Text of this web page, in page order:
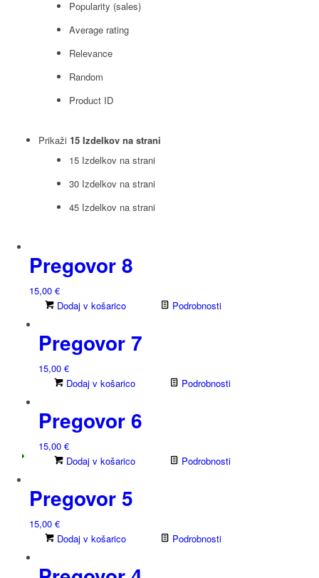
Popularity (sales)
Average rating
Relevance
Random
Product ID
Prikaži 15 Izdelkov na strani
15 Izdelkov na strani
30 Izdelkov na strani
45 Izdelkov na strani
Pregovor 8
15,00 €
Dodaj v košarico
Podrobnosti
Pregovor 7
15,00 €
Dodaj v košarico
Podrobnosti
Pregovor 6
15,00 €
Dodaj v košarico
Podrobnosti
Pregovor 5
15,00 €
Dodaj v košarico
Podrobnosti